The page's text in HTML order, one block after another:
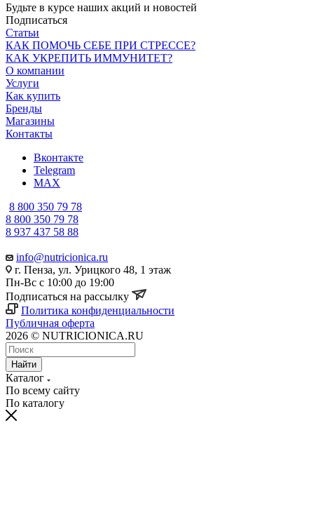
Будьте в курсе наших акций и новостей
Подписаться
Статьи
КАК ПОМОЧЬ СЕБЕ ПРИ СТРЕССЕ?
КАК УКРЕПИТЬ ИММУНИТЕТ?
О компании
Услуги
Как купить
Бренды
Магазины
Контакты
Вконтакте
Telegram
MAX
8 800 350 79 78
8 800 350 79 78
8 937 437 58 88
info@nutricionica.ru
г. Пенза, ул. Урицкого 48, 1 этаж
Пн-Вс с 10:00 до 19:00
Подписаться на рассылку
Политика конфиденциальности
Публичная оферта
2026 © NUTRICIONICA.RU
Найти
Каталог
По всему сайту
По каталогу